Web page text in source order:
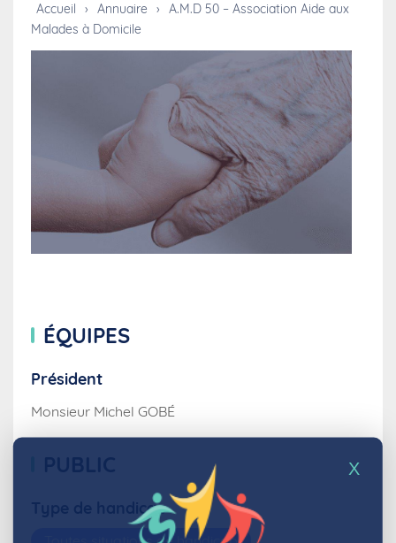
Accueil
› Annuaire ›
A.M.D 50 – Association Aide aux
Malades à Domicile
ÉQUIPES
Président
Monsieur Michel GOBÉ
PUBLIC
Type de handicap
X